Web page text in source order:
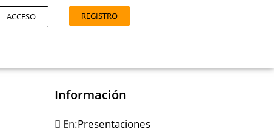
ACCESO REGISTRO
Información
En:Presentaciones